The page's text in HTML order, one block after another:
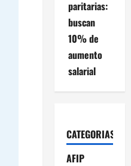
paritarias:
buscan
10% de
aumento
salarial
CATEGORIAS
AFIP